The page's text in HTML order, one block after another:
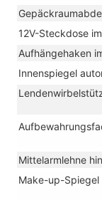
12V-Steckdose
Aufhängehaken
Innenspiegel
Mittelarmlehne
Make-up-Spiegel